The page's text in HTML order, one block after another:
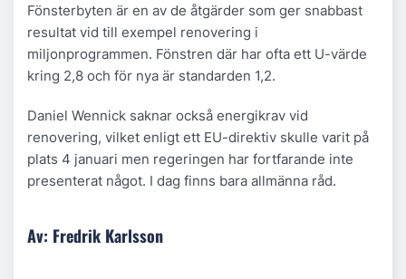
Fönsterbyten är en av de åtgärder som ger snabbast
resultat vid till exempel renovering i
miljonprogrammen. Fönstren där har ofta ett U-värde
kring 2,8 och för nya är standarden 1,2.
Daniel Wennick saknar också energikrav vid
renovering, vilket enligt ett EU-direktiv skulle varit på
plats 4 januari men regeringen har fortfarande inte
presenterat något. I dag finns bara allmänna råd.
Av: Fredrik Karlsson